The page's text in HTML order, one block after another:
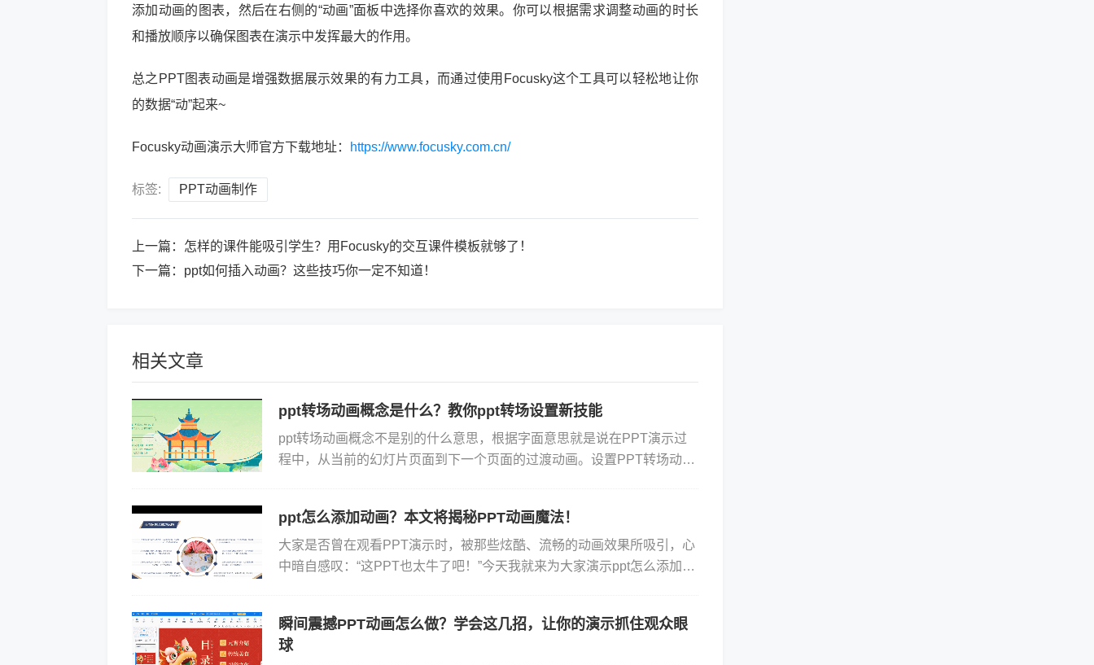
添加动画的图表，然后在右侧的“动画”面板中选择你喜欢的效果。你可以根据需求调整动画的时长
和播放顺序以确保图表在演示中发挥最大的作用。
总之PPT图表动画是增强数据展示效果的有力工具，而通过使用Focusky这个工具可以轻松地让你
的数据“动”起来~
Focusky动画演示大师官方下载地址： https://www.focusky.com.cn/
标签: PPT动画制作
上一篇： 怎样的课件能吸引学生？用Focusky的交互课件模板就够了！
下一篇： ppt如何插入动画？这些技巧你一定不知道！
相关文章
ppt转场动画概念是什么？教你ppt转场设置新技能
ppt转场动画概念不是别的什么意思，根据字面意思就是说在PPT演示过
程中，从当前的幻灯片页面到下一个页面的过渡动画。设置PPT转场动画
ppt怎么添加动画？本文将揭秘PPT动画魔法！
大家是否曾在观看PPT演示时，被那些炫酷、流畅的动画效果所吸引，心
中暗自感叹：“这PPT也太牛了吧！”今天我就来为大家演示ppt怎么添加动
瞬间震撼PPT动画怎么做？学会这几招，让你的演示抓住观众眼
球